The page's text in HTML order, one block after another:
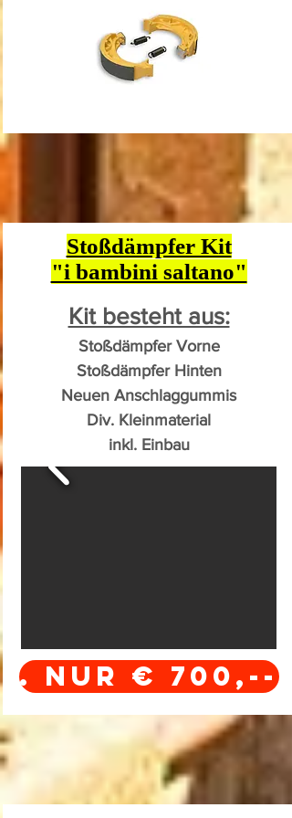
Stoßdämpfer Kit
"i bambini saltano"
Kit besteht aus:
Stoßdämpfer Vorne
Stoßdämpfer Hinten
Neuen Anschlaggummis
Div. Kleinmaterial
inkl. Einbau
. Nur € 700,--